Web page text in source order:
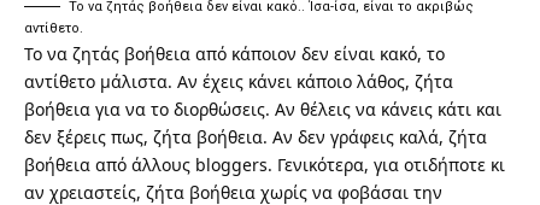
Το να ζητάς βοήθεια δεν είναι κακό.. Ίσα-ίσα, είναι το ακριβώς
αντίθετο.
Το να ζητάς βοήθεια από κάποιον δεν είναι κακό, το
αντίθετο μάλιστα. Αν έχεις κάνει κάποιο λάθος, ζήτα
βοήθεια για να το διορθώσεις. Αν θέλεις να κάνεις κάτι και
δεν ξέρεις πως, ζήτα βοήθεια. Αν δεν γράφεις καλά, ζήτα
βοήθεια από άλλους bloggers. Γενικότερα, για οτιδήποτε κι
αν χρειαστείς, ζήτα βοήθεια χωρίς να φοβάσαι την